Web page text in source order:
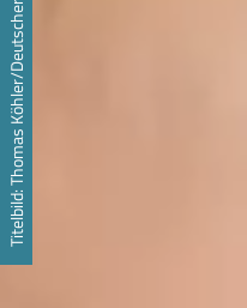
Titelbild: Thomas Köhler/Deutscher Bundestag